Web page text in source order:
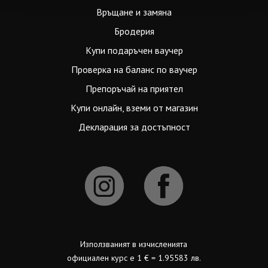
Връщане и замяна
Бродерия
Купи подаръчен ваучер
Проверка на баланс по ваучер
Препоръчай на приятел
Купи онлайн, вземи от магазин
Декларация за достъпност
Използваният в изчисленията
официален курс е 1 € = 1.95583 лв.